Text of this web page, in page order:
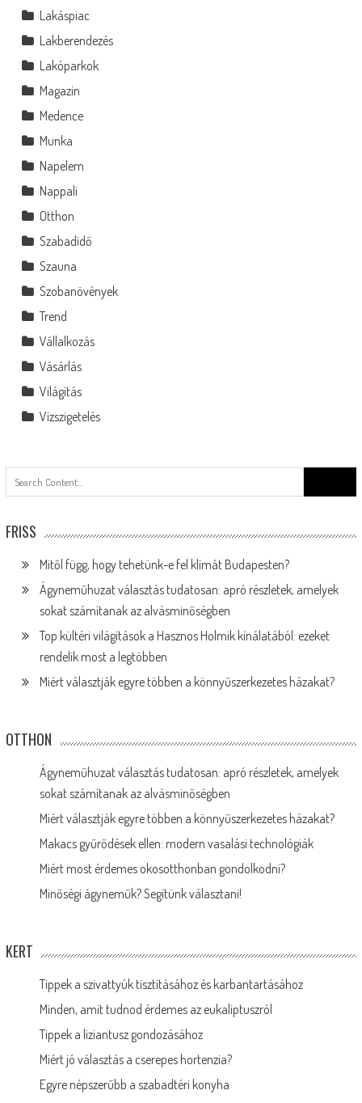
Lakáspiac
Lakberendezés
Lakóparkok
Magazin
Medence
Munka
Napelem
Nappali
Otthon
Szabadidő
Szauna
Szobanövények
Trend
Vállalkozás
Vásárlás
Világítás
Vízszigetelés
for:
FRISS
Mitől függ, hogy tehetünk-e fel klímát Budapesten?
Ágyneműhuzat választás tudatosan: apró részletek, amelyek
sokat számítanak az alvásminőségben
Top kültéri világítások a Hasznos Holmik kínálatából: ezeket
rendelik most a legtöbben
Miért választják egyre többen a könnyűszerkezetes házakat?
OTTHON
Ágyneműhuzat választás tudatosan: apró részletek, amelyek
sokat számítanak az alvásminőségben
Miért választják egyre többen a könnyűszerkezetes házakat?
Makacs gyűrődések ellen: modern vasalási technológiák
Miért most érdemes okosotthonban gondolkodni?
Minőségi ágyneműk? Segítünk választani!
KERT
Tippek a szivattyúk tisztításához és karbantartásához
Minden, amit tudnod érdemes az eukaliptuszról
Tippek a liziantusz gondozásához
Miért jó választás a cserepes hortenzia?
Egyre népszerűbb a szabadtéri konyha